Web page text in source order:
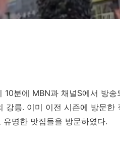
10분에 MBN과 채널S에서 방
강릉. 이미 이전 시즌에 방문
유명한 맛집들을 방문하였다.